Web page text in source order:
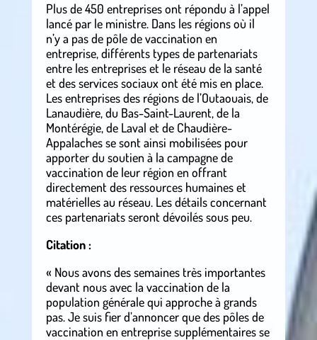
Plus de 450 entreprises ont répondu à l’appel
lancé par le ministre. Dans les régions où il
n’y a pas de pôle de vaccination en
entreprise, différents types de partenariats
entre les entreprises et le réseau de la santé
et des services sociaux ont été mis en place.
Les entreprises des régions de l’Outaouais, de
Lanaudière, du Bas-Saint-Laurent, de la
Montérégie, de Laval et de Chaudière-
Appalaches se sont ainsi mobilisées pour
apporter du soutien à la campagne de
vaccination de leur région en offrant
directement des ressources humaines et
matérielles au réseau. Les détails concernant
ces partenariats seront dévoilés sous peu.
Citation :
« Nous avons des semaines très importantes
devant nous avec la vaccination de la
population générale qui approche à grands
pas. Je suis fier d’annoncer que des pôles de
vaccination en entreprise supplémentaires se